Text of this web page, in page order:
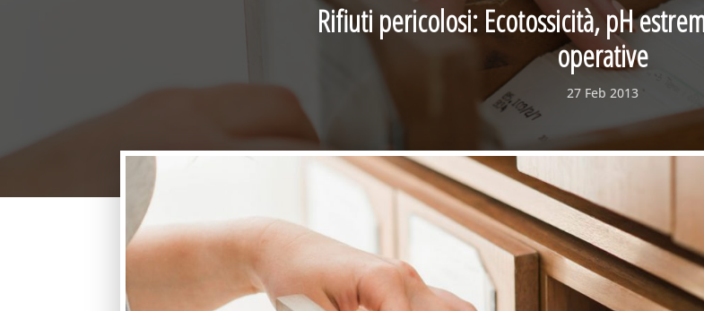
Rifiuti pericolosi: Ecotossicità, pH
operative
27 Feb 2013